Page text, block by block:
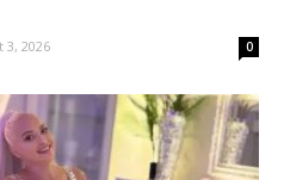
3, 2026 0